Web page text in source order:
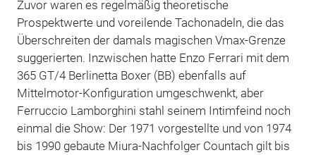
Zuvor waren es regelmäßig theoretische
Prospektwerte und voreilende Tachonadeln, die das
Überschreiten der damals magischen Vmax-Grenze
suggerierten. Inzwischen hatte Enzo Ferrari mit dem
365 GT/4 Berlinetta Boxer (BB) ebenfalls auf
Mittelmotor-Konfiguration umgeschwenkt, aber
Ferruccio Lamborghini stahl seinem Intimfeind noch
einmal die Show: Der 1971 vorgestellte und von 1974
bis 1990 gebaute Miura-Nachfolger Countach gilt bis